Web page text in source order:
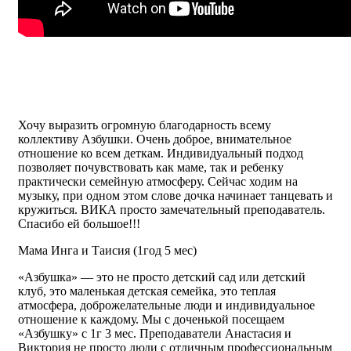
Хочу выразить огромную благодарность всему
коллективу Азбушки. Очень доброе, внимательное
отношение ко всем деткам. Индивидуальный подход
позволяет почувствовать как маме, так и ребенку
практически семейную атмосферу. Сейчас ходим на
музыку, при одном этом слове дочка начинает танцевать и
кружиться. ВИКА просто замечательный преподаватель.
Спасибо ей большое!!!
Мама Инга и Таисия (1год 5 мес)
«Азбушка» — это не просто детский сад или детский
клуб, это маленькая детская семейка, это теплая
атмосфера, доброжелательные люди и индивидуальное
отношение к каждому. Мы с доченькой посещаем
«Азбушку» с 1г 3 мес. Преподаватели Анастасия и
Виктория не просто люди с отличным профессиональным